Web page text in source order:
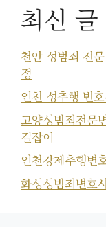
최신 글
천안 성범죄 전
정
인천 성추행 변
고양성범죄전문
길잡이
인천강제추행변
화성성범죄변호